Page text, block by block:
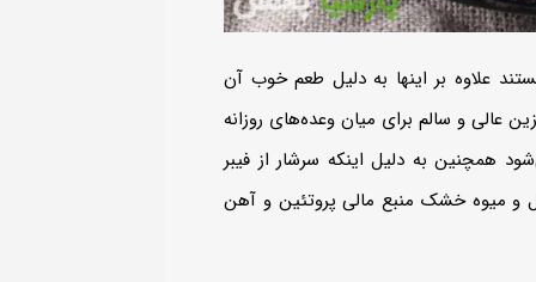
علاوه بر اینها به دلیل طعم خوب آن
و سالم برای میان وعده‌‌های روزانه
به دلیل اینکه سرشار از فیبر
و میوه خشک منبع مالی پروتئین و آهن